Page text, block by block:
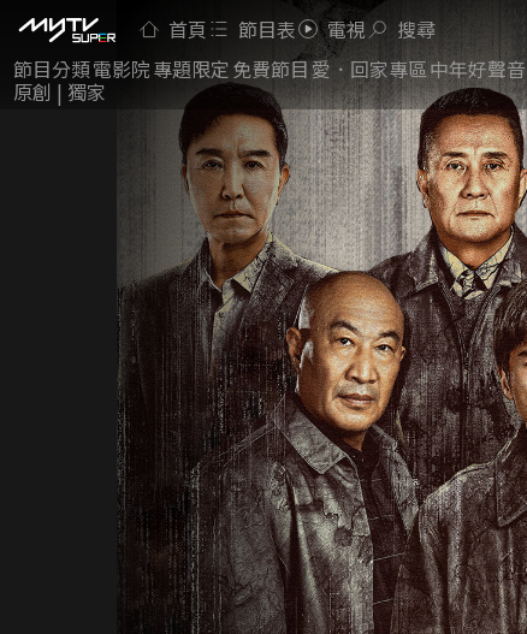
首頁 節目表 電視 搜尋
節目分類電影院專題限定 免費節目愛．回家專區中年好聲音
原創 | 獨家